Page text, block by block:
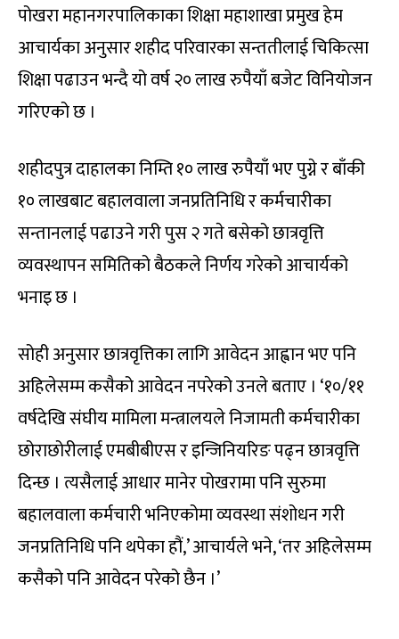
पोखरा महानगरपालिकाका शिक्षा महाशाखा प्रमुख हेम
आचार्यका अनुसार शहीद परिवारका सन्ततीलाई चिकित्सा
शिक्षा पढाउन भन्दै यो वर्ष २० लाख रुपैयाँ बजेट विनियोजन
गरिएको छ ।
शहीदपुत्र दाहालका निम्ति १० लाख रुपैयाँ भए पुग्ने र बाँकी
१० लाखबाट बहालवाला जनप्रतिनिधि र कर्मचारीका
सन्तानलाई पढाउने गरी पुस २ गते बसेको छात्रवृत्ति
व्यवस्थापन समितिको बैठकले निर्णय गरेको आचार्यको
भनाइ छ ।
सोही अनुसार छात्रवृत्तिका लागि आवेदन आह्वान भए पनि
अहिलेसम्म कसैको आवेदन नपरेको उनले बताए । ‘१०/११
वर्षदेखि संघीय मामिला मन्त्रालयले निजामती कर्मचारीका
छोराछोरीलाई एमबीबीएस र इन्जिनियरिङ पढ्न छात्रवृत्ति
दिन्छ । त्यसैलाई आधार मानेर पोखरामा पनि सुरुमा
बहालवाला कर्मचारी भनिएकोमा व्यवस्था संशोधन गरी
जनप्रतिनिधि पनि थपेका हौं,’ आचार्यले भने, ‘तर अहिलेसम्म
कसैको पनि आवेदन परेको छैन ।’